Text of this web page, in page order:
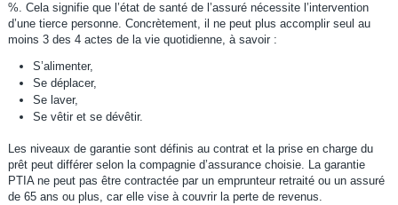
%. Cela signifie que l’état de santé de l’assuré nécessite l’intervention
d’une tierce personne. Concrètement, il ne peut plus accomplir seul au
moins 3 des 4 actes de la vie quotidienne, à savoir :
S’alimenter,
Se déplacer,
Se laver,
Se vêtir et se dévêtir.
Les niveaux de garantie sont définis au contrat et la prise en charge du
prêt peut différer selon la compagnie d’assurance choisie. La garantie
PTIA ne peut pas être contractée par un emprunteur retraité ou un assuré
de 65 ans ou plus, car elle vise à couvrir la perte de revenus.